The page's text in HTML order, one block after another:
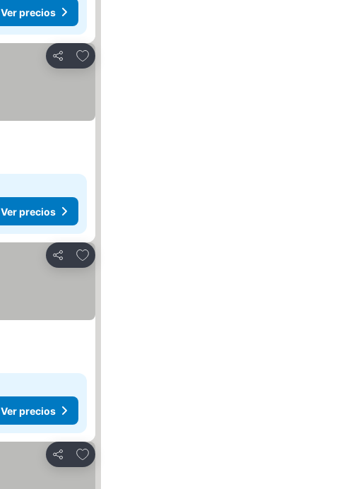
Ver precios
Compartir
Añadir a favoritos
Ver precios
Compartir
Añadir a favoritos
Ver precios
Compartir
Añadir a favoritos